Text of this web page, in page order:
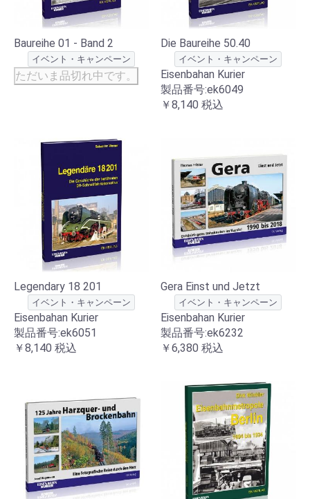
Baureihe 01 - Band 2
イベント・キャンペーン
ただいま品切れ中です。
Die Baureihe 50.40
イベント・キャンペーン
Eisenbahan Kurier
製品番号:ek6049
￥8,140 税込
Legendary 18 201
イベント・キャンペーン
Eisenbahan Kurier
製品番号:ek6051
￥8,140 税込
Gera Einst und Jetzt
イベント・キャンペーン
Eisenbahan Kurier
製品番号:ek6232
￥6,380 税込